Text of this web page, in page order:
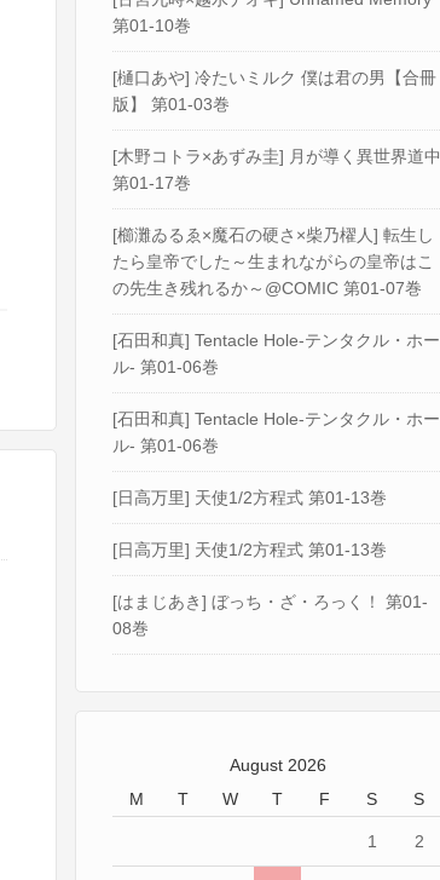
第01-10巻
[樋口あや] 冷たいミルク 僕は君の男【合冊
版】 第01-03巻
[木野コトラ×あずみ圭] 月が導く異世界道中
第01-17巻
[櫛灘ゐるゑ×魔石の硬さ×柴乃櫂人] 転生し
たら皇帝でした～生まれながらの皇帝はこ
の先生き残れるか～@COMIC 第01-07巻
[石田和真] Tentacle Hole-テンタクル・ホー
ル- 第01-06巻
[石田和真] Tentacle Hole-テンタクル・ホー
ル- 第01-06巻
[日高万里] 天使1/2方程式 第01-13巻
[日高万里] 天使1/2方程式 第01-13巻
[はまじあき] ぼっち・ざ・ろっく！ 第01-
08巻
August 2026
M
T W T F S S
1 2